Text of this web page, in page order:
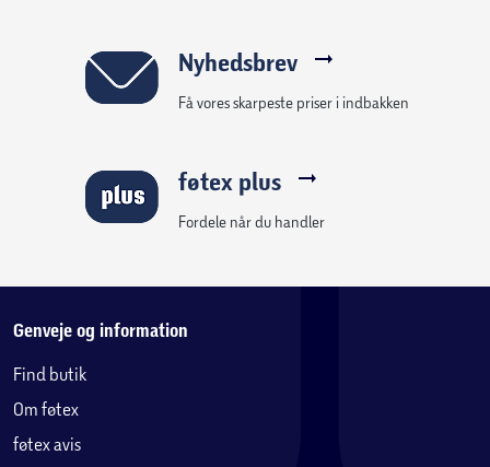
Nyhedsbrev
Få vores skarpeste priser i indbakken
føtex plus
Fordele når du handler
Genveje og information
Find butik
Om føtex
føtex avis